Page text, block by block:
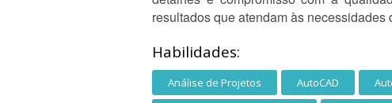
resultados que atendam às necessidades
Habilidades:
Análise de Projetos AutoCAD